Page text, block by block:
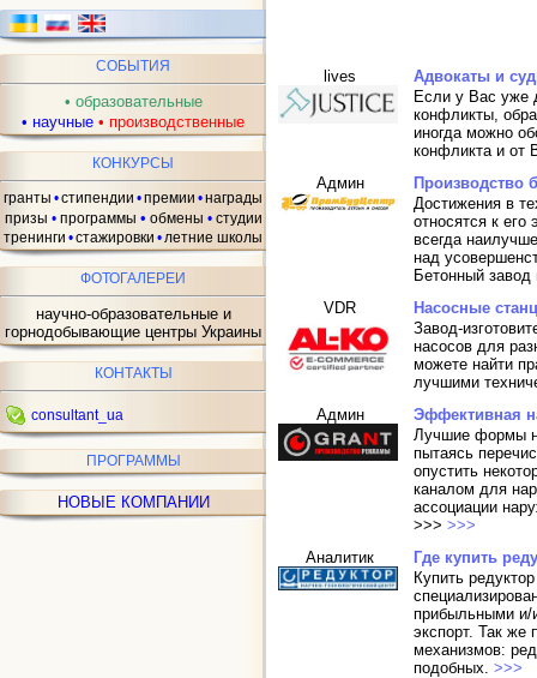
СОБЫТИЯ
• образовательные
• научные • производственные
КОНКУРСЫ
гранты •стипендии •премии •награды
призы • программы • обмены • студии
тренинги •стажировки •летние школы
ФОТОГАЛЕРЕИ
научно-образовательные и
горнодобывающие центры Украины
КОНТАКТЫ
consultant_ua
ПРОГРАММЫ
НОВЫЕ КОМПАНИИ
lives
Адвокаты и
Если у Вас уже
конфликты,
иногда можно
конфликта и от
Админ
Производство
Достижения в
относятся к его
всегда
над
Бетонный
VDR
Насосные
Завод-
насосов для
можете найти
лучшими
Админ
Эффективная
Лучшие формы
пытаясь
опустить
каналом для
ассоциации
>>> >>>
Аналитик
Где купить
Купить
прибыльными и/
экспорт. Так же
механизмов:
подобных. >>>